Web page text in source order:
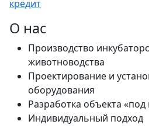
О нас
Производство
животноводства
Проектирование и
оборудования
Разработка объекта
Индивидуальный подход